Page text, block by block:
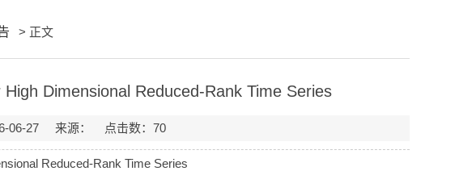
> 正文
Dimensional Reduced-Rank Time Series
06-27 来源： 点击数： 70
Reduced-Rank Time Series